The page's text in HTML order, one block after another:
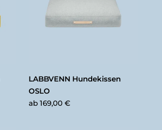
LABBVENN Hundekissen
OSLO
ab 169,00 €